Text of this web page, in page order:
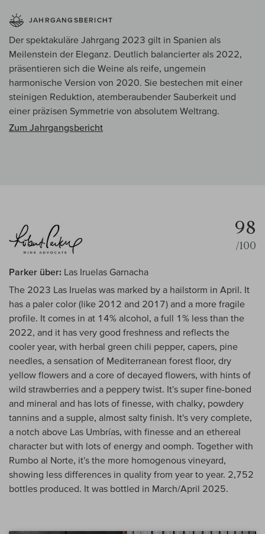
JAHRGANGSBERICHT
Der spektakuläre Jahrgang 2023 gilt in Spanien als
Meilenstein der Eleganz. Deutlich balancierter als 2022,
präsentieren sich die Weine als reife, ungemein
harmonische Version von 2020. Sie bestechen mit einer
steinigen Reduktion, atemberaubender Sauberkeit und
einer präzisen Symmetrie von absolutem Weltrang.
Zum Jahrgangsbericht
98
/100
Parker über: Las Iruelas Garnacha
The 2023 Las Iruelas was marked by a hailstorm in April. It
has a paler color (like 2012 and 2017) and a more fragile
profile. It comes in at 14% alcohol, a full 1% less than the
2022, and it has very good freshness and reflects the
cooler year, with herbal green chili pepper, capers, pine
needles, a sensation of Mediterranean forest floor, dry
yellow flowers and a core of decayed flowers, with hints of
wild strawberries and a peppery twist. It's super fine-boned
and mineral and has lots of finesse, with chalky, powdery
tannins and a supple, almost salty finish. It's very complete,
a notch above Las Umbrías, with finesse and an ethereal
character but with lots of energy and oomph. Together with
Rumbo al Norte, it's the more homogenous vineyard,
showing less differences in quality from year to year. 2,752
bottles produced. It was bottled in March/April 2025.